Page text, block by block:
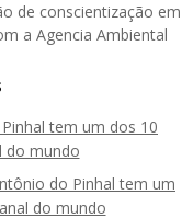
de conscientização em
a Agencia Ambiental
tem um dos 10
do mundo
do Pinhal tem um
do mundo